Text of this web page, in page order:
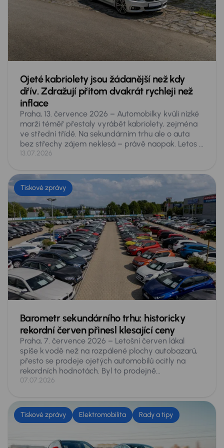
ze zásuvky prakticky výhradně na benzin, jen aby
Ojeté kabriolety jsou žádanější než kdy
dřív. Zdražují přitom dvakrát rychleji než
inflace
Praha, 13. července 2026 – Automobilky kvůli nízké
marži téměř přestaly vyrábět kabriolety, zejména
ve střední třídě. Na sekundárním trhu ale o auta
bez střechy zájem neklesá – právě naopak. Letos si
Češi na inzertních serverech za první pololetí koupili
než v roce 2021. Jejich průměrná cena přitom za tu
dobu vzrostla o 64 procent, tedy zhruba dvakrát
rychleji, než ve stejném období obecně rostly ceny.
13.07.2026
Tiskové zprávy
Barometr sekundárního trhu: historicky
rekordní červen přinesl klesající ceny
Praha, 7. července 2026 – Letošní červen lákal
spíše k vodě než na rozpálené plochy autobazarů,
přesto se prodeje ojetých automobilů ocitly na
rekordních hodnotách. Byl to prodejně
nejúspěšnější červen české historie, na inzertních
v meziročním srovnání o 11,3 % více. Vyplývá to
z údajů, získaných analytiky skupiny AURES
Holdings, provozovatele největší tuzemské sítě
07.07.2026
Tiskové zprávy Elektromobilita Rady a tipy